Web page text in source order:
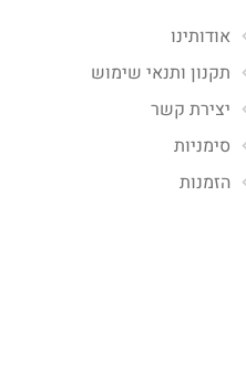
אודותינו
תקנון ותנאי שימוש
יצירת קשר
סימניות
הזמנות